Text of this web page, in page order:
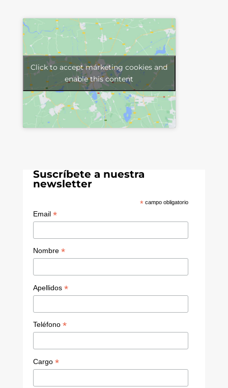
Click to accept márketing cookies and
enable this content
Suscríbete a nuestra
newsletter
* campo obligatorio
Email *
Nombre *
Apellidos *
Teléfono *
Cargo *